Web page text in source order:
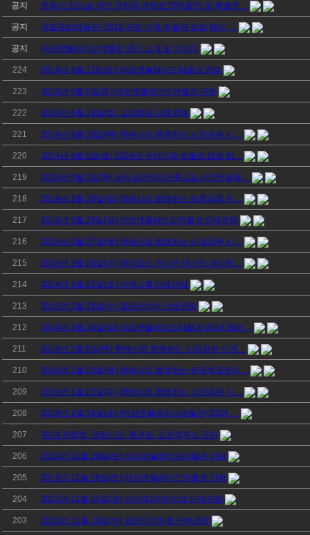
공지 문화가 있는날-개인 관람객 관람료 50%할인 및 특별전…
공지 국립중앙박물관-“2016 우리 가족 박물관 탐방 행사”…
공지 타임앤블레이드박물관 공간 소개 및 이미지
224 2014년 4월 12일(토) 타임앤블레이드박물관 관람
223 2014년 4월 5일(토) 타임앤블레이드박물관 관람
222 2014년 4월 19일(토) 고대병원 단체관람
221 2014년 4월 10일(목) 학예사와 함께하는 시계공부 시…
220 2014년 4월 5일(토) 2014년 우리가족 박물관 탐방 행…
219 2014년 4월 3일(목) 브리코어린이건축교실 시계연필꽂…
218 2014년 3월 30일(일) 학예사와 함께하는 뒤죽박죽 전…
217 2014년 3월 28일(금) 타임앤블레이드박물관 단체관람
216 2014년 3월 27일(목) 학예사와 함께하는 시계공부 시…
215 2014년 3월 26일(수) 재미있는 주니어 매거진 생각쟁…
214 2014년 3월 22일(토) 비젼스쿨 단체관람
213 2014년 3월 19일(수) 갤러리차이 단체관람
212 2014년 2월 16일(일) 타임앤블레이드박물관-2014 멤버…
211 2014년 2월 6일(목) 학예사와 함께하는 시계공부 시계…
210 2014년 1월 23일(목) 학예사와 함께하는 뒤죽박죽전시…
209 2014년 1월 22일(수) 학예사와 함께하는 시계공부 시…
208 2014년 1월 18일(토) [타임앤블레이드박물관] 2014 …
207 2014 관람료, 관람시간, 휴관일, 도로명주소 공지
206 2013년 12월 28일(토) 타임앤블레이드박물관 관람
205 2013년 12월 28일(토) 타임앤블레이드박물관 관람
204 2013년 11월 15일(금) 산성제2어린이집 단체관람
203 2013년 11월 13일(수) 금잔디유치원 단체관람